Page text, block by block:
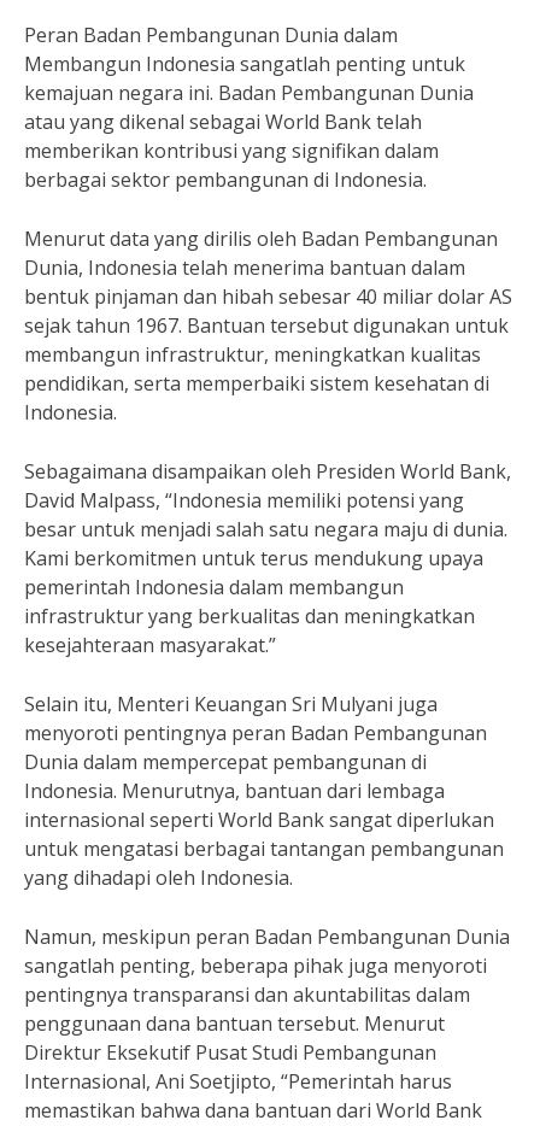
Peran Badan Pembangunan Dunia dalam
Membangun Indonesia sangatlah penting untuk
kemajuan negara ini. Badan Pembangunan Dunia
atau yang dikenal sebagai World Bank telah
memberikan kontribusi yang signifikan dalam
berbagai sektor pembangunan di Indonesia.
Menurut data yang dirilis oleh Badan Pembangunan
Dunia, Indonesia telah menerima bantuan dalam
bentuk pinjaman dan hibah sebesar 40 miliar dolar AS
sejak tahun 1967. Bantuan tersebut digunakan untuk
membangun infrastruktur, meningkatkan kualitas
pendidikan, serta memperbaiki sistem kesehatan di
Indonesia.
Sebagaimana disampaikan oleh Presiden World Bank,
David Malpass, “Indonesia memiliki potensi yang
besar untuk menjadi salah satu negara maju di dunia.
Kami berkomitmen untuk terus mendukung upaya
pemerintah Indonesia dalam membangun
infrastruktur yang berkualitas dan meningkatkan
kesejahteraan masyarakat.”
Selain itu, Menteri Keuangan Sri Mulyani juga
menyoroti pentingnya peran Badan Pembangunan
Dunia dalam mempercepat pembangunan di
Indonesia. Menurutnya, bantuan dari lembaga
internasional seperti World Bank sangat diperlukan
untuk mengatasi berbagai tantangan pembangunan
yang dihadapi oleh Indonesia.
Namun, meskipun peran Badan Pembangunan Dunia
sangatlah penting, beberapa pihak juga menyoroti
pentingnya transparansi dan akuntabilitas dalam
penggunaan dana bantuan tersebut. Menurut
Direktur Eksekutif Pusat Studi Pembangunan
Internasional, Ani Soetjipto, “Pemerintah harus
memastikan bahwa dana bantuan dari World Bank